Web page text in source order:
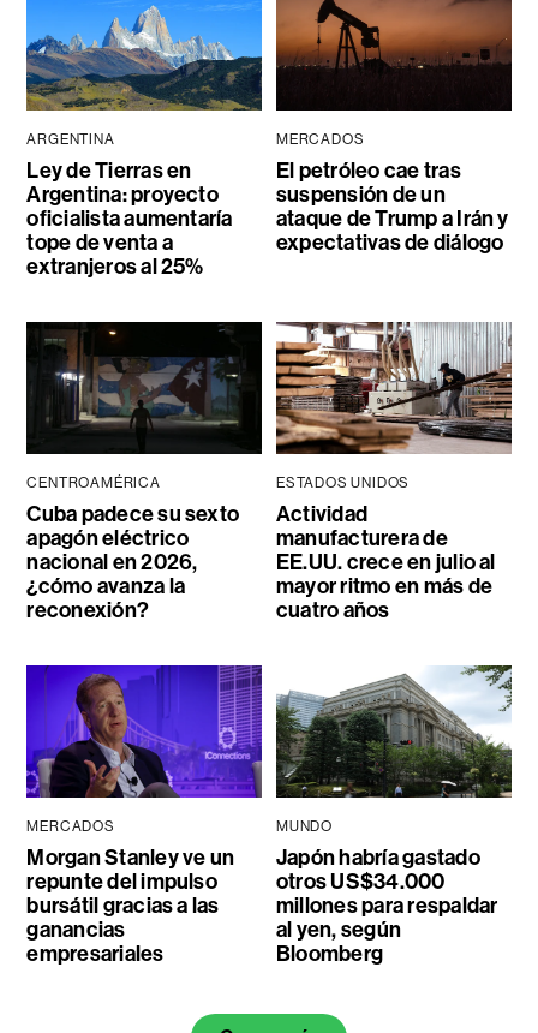
ARGENTINA
Ley de Tierras en
Argentina: proyecto
oficialista aumentaría
tope de venta a
extranjeros al 25%
MERCADOS
El petróleo cae tras
suspensión de un
ataque de Trump a Irán y
expectativas de diálogo
CENTROAMÉRICA
Cuba padece su sexto
apagón eléctrico
nacional en 2026,
¿cómo avanza la
reconexión?
ESTADOS UNIDOS
Actividad
manufacturera de
EE.UU. crece en julio al
mayor ritmo en más de
cuatro años
MERCADOS
Morgan Stanley ve un
repunte del impulso
bursátil gracias a las
ganancias
empresariales
MUNDO
Japón habría gastado
otros US$34.000
millones para respaldar
al yen, según
Bloomberg